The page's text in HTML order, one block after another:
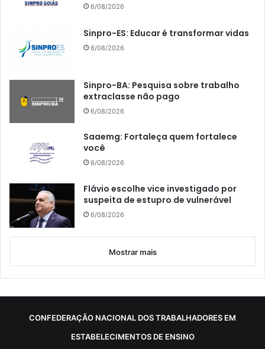
6/08/2026
Sinpro-ES: Educar é transformar vidas
6/08/2026
Sinpro-BA: Pesquisa sobre trabalho
extraclasse não pago
6/08/2026
Saaemg: Fortaleça quem fortalece
você
6/08/2026
Flávio escolhe vice investigado por
suspeita de estupro de vulnerável
6/08/2026
Mostrar mais
CONFEDERAÇÃO NACIONAL DOS TRABALHADORES EM
ESTABELECIMENTOS DE ENSINO